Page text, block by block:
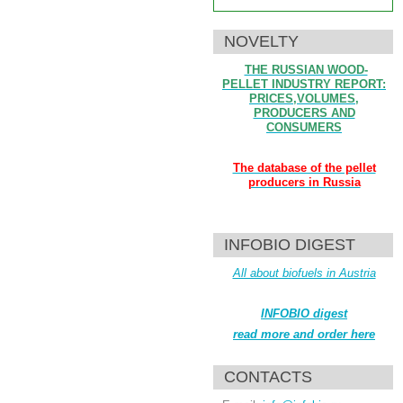
NOVELTY
THE RUSSIAN WOOD-
PELLET INDUSTRY REPORT:
PRICES,VOLUMES,
PRODUCERS AND
CONSUMERS
The database of the pellet
producers in Russia
INFOBIO DIGEST
All about biofuels in Austria
INFOBIO digest
read more and order here
CONTACTS